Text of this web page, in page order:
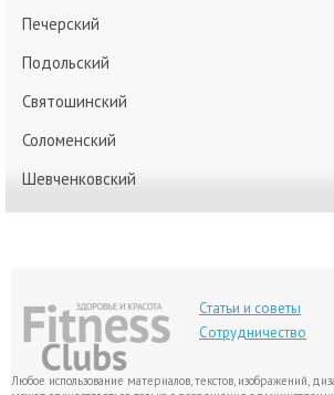
Печерский
Подольский
Святошинский
Соломенский
Шевченковский
Статьи и советы
Сотрудничество
Любое использование материалов, текстов, изображений,